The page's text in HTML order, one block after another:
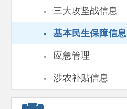
· 三大攻坚战信息
· 基本民生保障信息
· 应急管理
· 涉农补贴信息